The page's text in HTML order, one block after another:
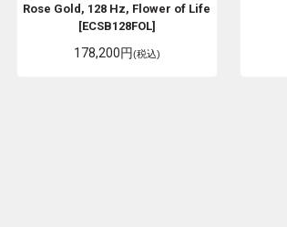
Rose Gold, 128 Hz, Flower of Life
[ECSB128FOL]
178,200円(税込)